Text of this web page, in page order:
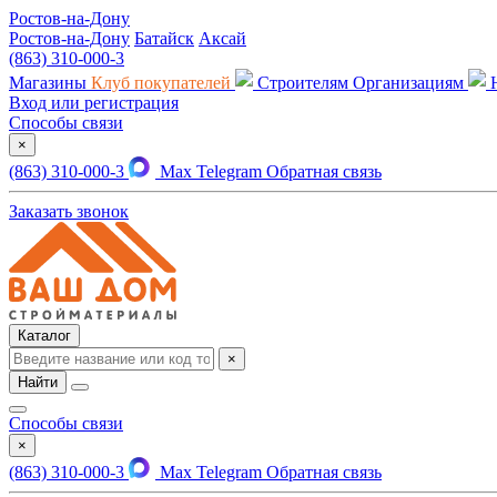
Ростов-на-Дону
Ростов-на-Дону Батайск Аксай
(863) 310-000-3
Магазины Клуб покупателей Строителям Организациям
Вход или регистрация
Способы связи
×
(863) 310-000-3 Max Telegram Обратная связь
Заказать звонок
Каталог
×
Найти
Способы связи
×
(863) 310-000-3 Max Telegram Обратная связь